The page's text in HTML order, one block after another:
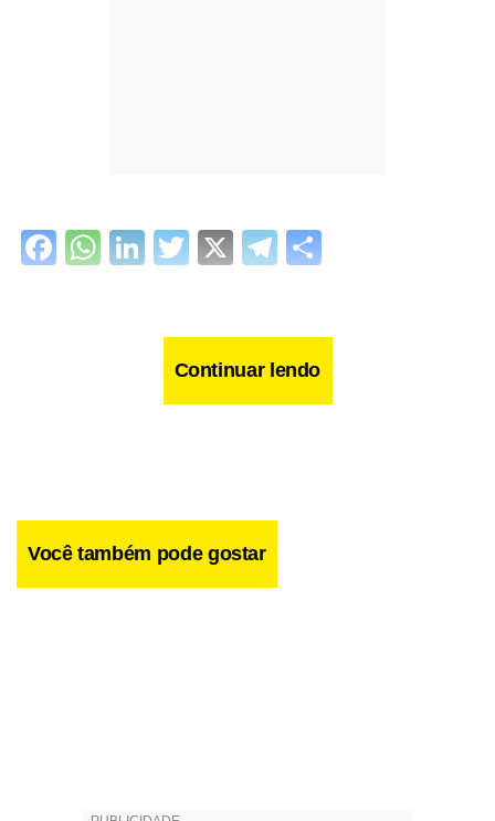
Facebook
WhatsApp
LinkedIn
Twitter
X Telegram
Continuar lendo
Você também pode gostar